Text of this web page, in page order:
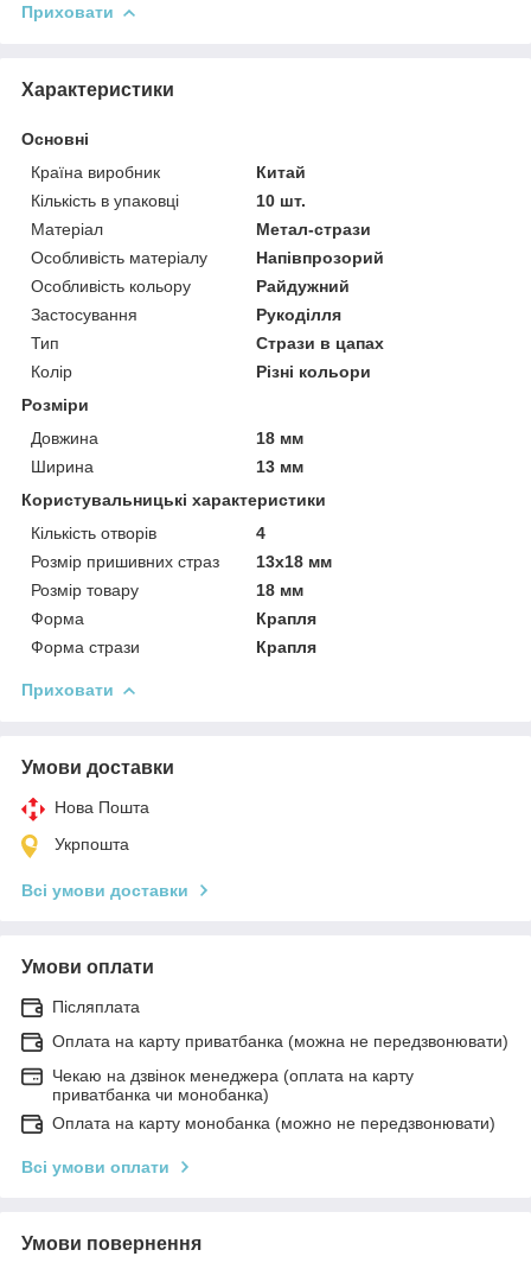
Приховати
Характеристики
Основні
Країна виробник
Китай
Кількість в упаковці
10 шт.
Матеріал
Метал-стрази
Особливість матеріалу
Напівпрозорий
Особливість кольору
Райдужний
Застосування
Рукоділля
Тип
Стрази в цапах
Колір
Різні кольори
Розміри
Довжина
18 мм
Ширина
13 мм
Користувальницькі характеристики
Кількість отворів
4
Розмір пришивних страз
13х18 мм
Розмір товару
18 мм
Форма
Крапля
Форма стрази
Крапля
Приховати
Умови доставки
Нова Пошта
Укрпошта
Всі умови доставки
Умови оплати
Післяплата
Оплата на карту приватбанка (можна не передзвонювати)
Чекаю на дзвінок менеджера (оплата на карту
приватбанка чи монобанка)
Оплата на карту монобанка (можно не передзвонювати)
Всі умови оплати
Умови повернення